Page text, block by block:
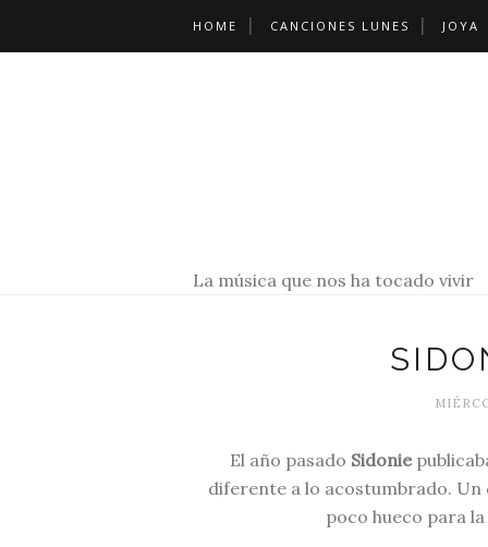
HOME CANCIONES LUNES JOYA
La música que nos ha tocado vivir
El año pasado Sidonie
diferente a lo acostumbrado. Un
poco hueco para